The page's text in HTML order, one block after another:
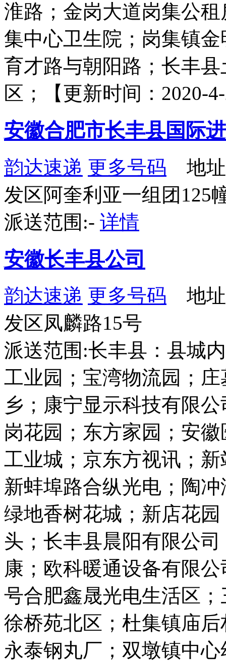
淮路；金岗大道岗集公
集中心卫生院；岗集镇
育才路与朝阳路；长丰
区；【更新时间：2020-
安徽合肥市长丰县国际
韵达速递 更多号码 地址
发区阿奎利亚一组团125
派送范围:- 详情
安徽长丰县公司
韵达速递 更多号码 地址
发区凤麟路15号
派送范围:长丰县：县城
工业园；宝湾物流园；
乡；康宁显示科技有限
岗花园；东方家园；安
工业城；京东方视讯；
新蚌埠路合纵光电；陶
绿地香树花城；新店花
头；长丰县晨阳有限公
康；欧科暖通设备有限
号合肥鑫晟光电生活区
徐桥苑北区；杜集镇庙
永泰钢丸厂；双墩镇中